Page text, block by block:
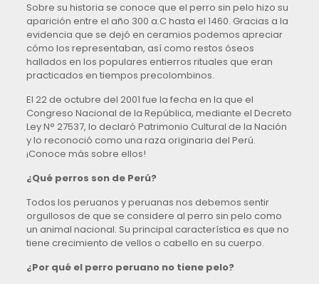
Sobre su historia se conoce que el perro sin pelo hizo su
aparición entre el año 300 a.C hasta el 1460. Gracias a la
evidencia que se dejó en ceramios podemos apreciar
cómo los representaban, así como restos óseos
hallados en los populares entierros rituales que eran
practicados en tiempos precolombinos.
El 22 de octubre del 2001 fue la fecha en la que el
Congreso Nacional de la República, mediante el Decreto
Ley N° 27537, lo declaró Patrimonio Cultural de la Nación
y lo reconoció como una raza originaria del Perú.
¡Conoce más sobre ellos!
¿Qué perros son de Perú?
Todos los peruanos y peruanas nos debemos sentir
orgullosos de que se considere al perro sin pelo como
un animal nacional. Su principal característica es que no
tiene crecimiento de vellos o cabello en su cuerpo.
¿Por qué el perro peruano no tiene pelo?